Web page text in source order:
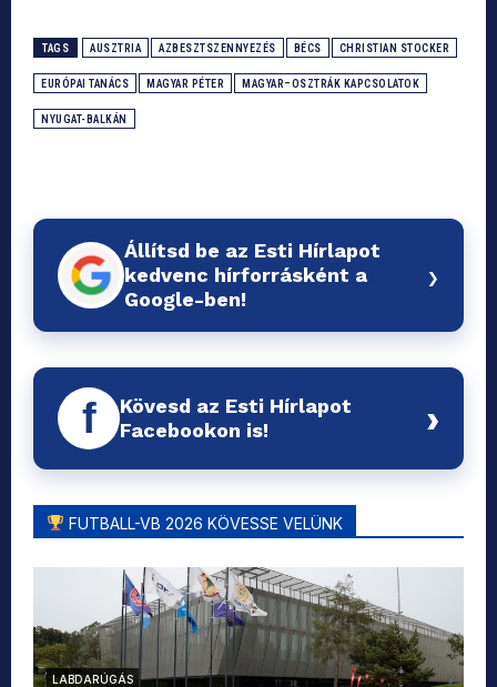
TAGS AUSZTRIA AZBESZTSZENNYEZÉS BÉCS CHRISTIAN STOCKER
EURÓPAI TANÁCS MAGYAR PÉTER MAGYAR–OSZTRÁK KAPCSOLATOK
NYUGAT-BALKÁN
Állítsd be az Esti Hírlapot
kedvenc hírforrásként a
Google-ben!
›
f
Kövesd az Esti Hírlapot
Facebookon is!
›
FUTBALL-VB 2026 KÖVESSE VELÜNK
LABDARÚGÁS